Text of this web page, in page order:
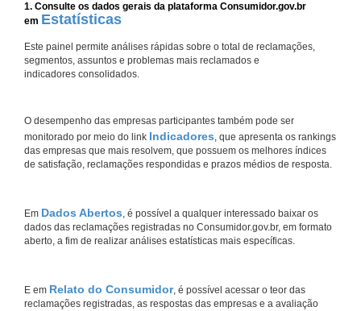
1. Consulte os dados gerais da plataforma Consumidor.gov.br
em Estatísticas
Este painel permite análises rápidas sobre o total de reclamações,
segmentos, assuntos e problemas mais reclamados e
indicadores consolidados.
O desempenho das empresas participantes também pode ser
monitorado por meio do link Indicadores, que apresenta os rankings
das empresas que mais resolvem, que possuem os melhores índices
de satisfação, reclamações respondidas e prazos médios de resposta.
Em Dados Abertos, é possível a qualquer interessado baixar os
dados das reclamações registradas no Consumidor.gov.br, em formato
aberto, a fim de realizar análises estatísticas mais específicas.
E em Relato do Consumidor, é possível acessar o teor das
reclamações registradas, as respostas das empresas e a avaliação